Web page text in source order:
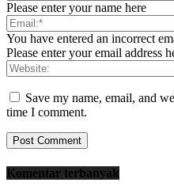
Please enter your name here
You have entered an incorrect
Please enter your email address
Save my name, email, and
time I comment.
Komentar terbanyak